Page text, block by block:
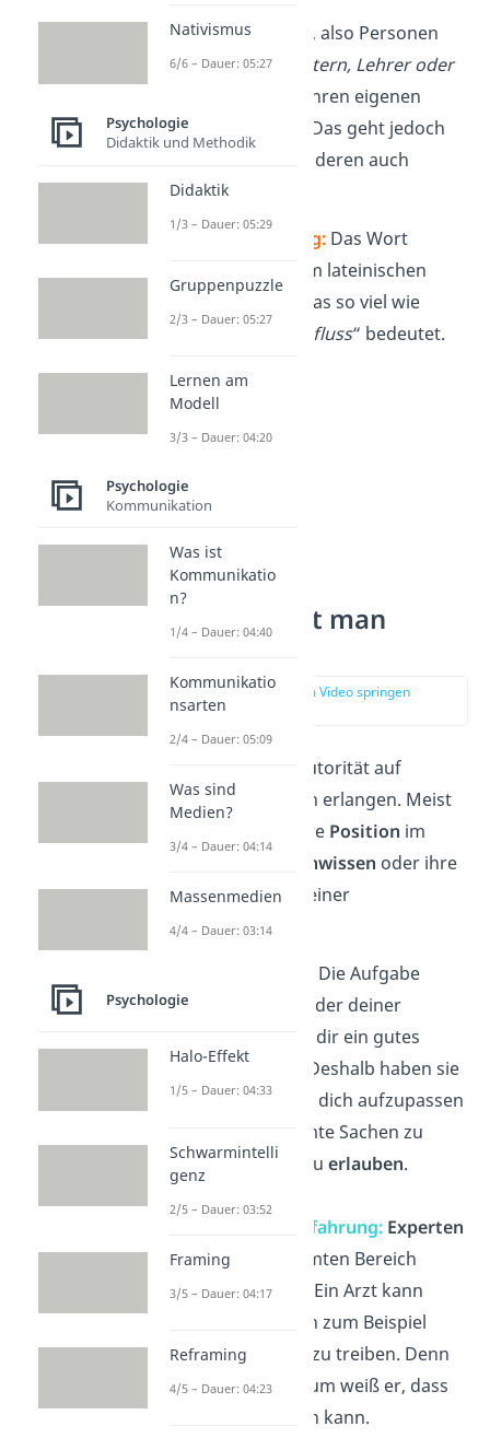
Autoritätspersonen
, also Personen
mit Autorität(z. B. Eltern, Lehrer oder
, können ihren eigenen
Willen durchsetzen. Das geht jedoch
nur, wenn sie von anderen auch
respektiert
Autorität Bedeutung:Das Wort
Autorität kommt vom lateinischen
auctoritas
“, was so viel wie
„
Ansehen Einfluss“ bedeutet.
Wie bekommt man
Autorität?
zur Stelle im Video springen
Personen können Autorität auf
verschiedene Weisen erlangen. Meist
werden sie durch ihre Position im
Fachwissen oder ihre
Vorbildfunktionzu einer
Autoritätsperson:
Die Aufgabe
deines Bruders oder deiner
Schwester ist es, dir ein gutes
Vorbild zu sein. Deshalb haben sie
die Autorität, auf dich aufzupassen
oder dir bestimmte Sachen zu
verbietenoder zu erlauben.
Fachwissen & Erfahrung: Experten
in einem bestimmten Bereich
haben Autorität. Ein Arzt kann
seinem Patienten zum Beispiel
verbieten, Sport zu treiben. Denn
durch sein Studium weiß er, dass
es gefährlich sein kann.
Nativismus
6/6 – Dauer: 05:27
Psychologie
Didaktik und Methodik
Didaktik
1/3 – Dauer: 05:29
Gruppenpuzzle
2/3 – Dauer: 05:27
Lernen am
Modell
3/3 – Dauer: 04:20
Psychologie
Kommunikation
Was ist
Kommunikatio
n?
1/4 – Dauer: 04:40
Kommunikatio
nsarten
2/4 – Dauer: 05:09
Was sind
Medien?
3/4 – Dauer: 04:14
Massenmedien
4/4 – Dauer: 03:14
Psychologie
Halo-Effekt
1/5 – Dauer: 04:33
Schwarmintelli
genz
2/5 – Dauer: 03:52
Framing
3/5 – Dauer: 04:17
Reframing
4/5 – Dauer: 04:23